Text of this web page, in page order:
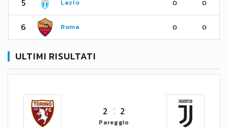
5 Lazio 0 0
6 Roma 0 0
ULTIMI RISULTATI
2 2
Pareggio